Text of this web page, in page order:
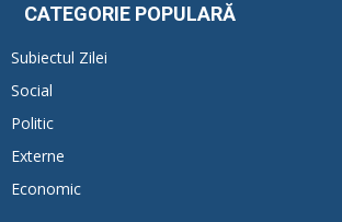
CATEGORIE POPULARĂ
Subiectul Zilei
Social
Politic
Externe
Economic